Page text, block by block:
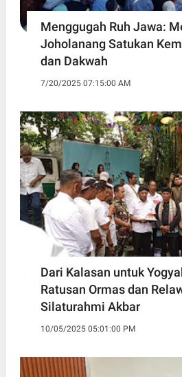
Menggugah Ruh Jawa:
Joholanang Satukan
dan Dakwah
7/20/2025 07:15:00 AM
Dari Kalasan untuk
Ratusan Ormas dan
Silaturahmi Akbar
10/05/2025 05:01:00 PM